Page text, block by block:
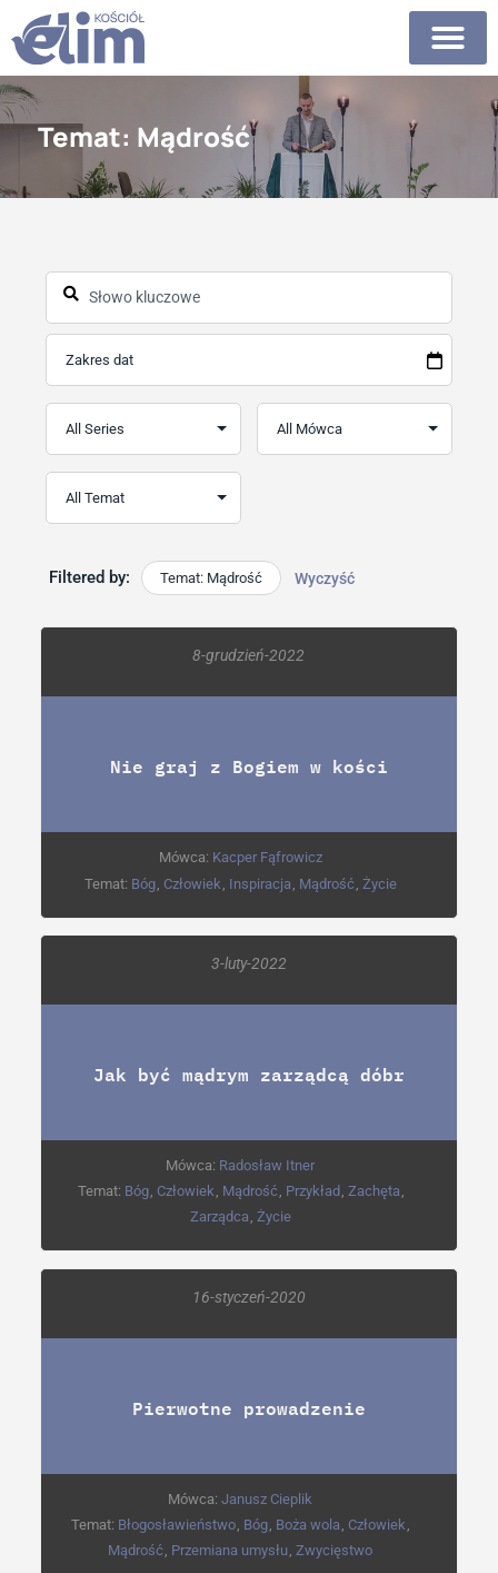
Temat: Mądrość
Filtered by: Temat: Mądrość Wyczyść
8-grudzień-2022
Nie graj z Bogiem w kości
Mówca: Kacper Fąfrowicz
Temat: Bóg Człowiek Inspiracja Mądrość Życie
3-luty-2022
Jak być mądrym zarządcą dóbr
Mówca: Radosław Itner
Temat: Bóg, Człowiek , Mądrość , Przykład , Zachęta,
Zarządca, Życie
16-styczeń-2020
Pierwotne prowadzenie
Mówca:Janusz Cieplik
Temat: Błogosławieństwo, Bóg, Boża wola, Człowiek ,
Mądrość , Przemiana umysłu,Zwycięstwo